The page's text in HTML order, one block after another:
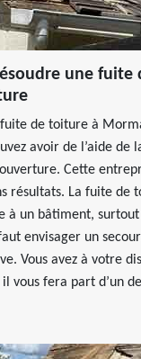
une fuite
de toiture à
avoir de l’aide de
Cette
résultats. La fuite de
à un bâtiment,
envisager un
Vous avez à votre
vous fera part d’un